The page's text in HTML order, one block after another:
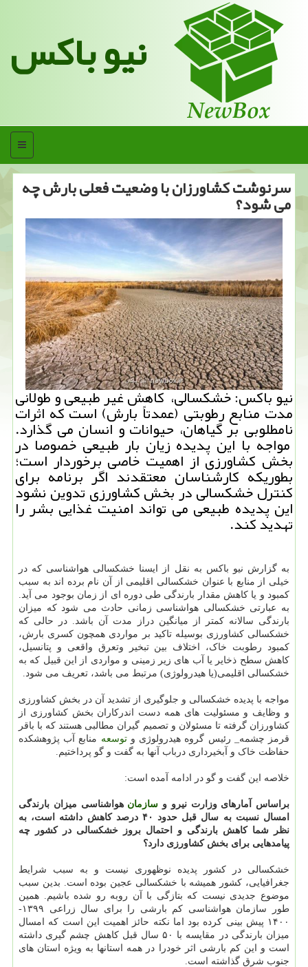
نیو باکس
منو
سرنوشت كشاورزان با وضعیت فعلی بارش چه
می شود؟
نیو باکس: خشکسالی، کاهش غیر طبیعی و طولانی
مدت منابع رطوبتی (عمدتاً بارش) است که اثرات
نامطلوبی بر گیاهان، حیوانات و انسان می گذارد.
مواجه با این پدیده زیان بار طبیعی خصوصا در
بخش کشاورزی از اهمیت خاصی برخوردار است؛
بطوریکه کارشناسان معتقدند اگر برنامه برای
کنترل خشکسالی در بخش کشاورزی تدوین نشود
این پدیده طبیعی می تواند امنیت غذایی بشر را
تهدید کند.
به گزارش نیو باکس به نقل از ایسنا خشکسالی هواشناسی که در
خیلی از منابع با عنوان خشکسالی اقلیمی از آن نام برده اند به سبب
کمبود و یا کاهش مقدار بارندگی طی دوره ای از زمان بوجود می آید.
به عبارتی خشکسالی هواشناسی زمانی حادث می شود که میزان
بارندگی سالانه کمتر از میانگین دراز مدت آن باشد. در حالی که
خشکسالی کشاورزی بوسیله تاکید بر مواردی همچون کسری بارش،
کمبود رطوبت خاک، اختلاف بین تبخیر وتعرق واقعی و پتانسیل،
کاهش سطح ذخایر یا آب های زیر زمینی و مواردی از این قبیل که به
خشکسالی اقلیمی(یا هیدرولوژی) مرتبط می باشد، تعریف می شود.
مواجه با پدیده خشکسالی و جلوگیری از تشدید آن در بخش کشاورزی
و وظایف و مسئولیت های همه دست اندرکاران بخش کشاورزی از
کشاورزان گرفته تا مسئولان و تصمیم گیران مطالبی هستند که با باقر
قرمز چشمه_ رئیس گروه هیدرولوژی وتوسعه منابع آب پژوهشکده
حفاظت خاک و آبخیرداری درباب آنها به گفت و گو پرداختیم.
خلاصه این گفت و گو در ادامه آمده است:
براساس آمارهای وزارت نیرو و سازمان هواشناسی میزان بارندگی
امسال نسبت به سال قبل حدود ۴۰ درصد کاهش داشته است، به
نظر شما کاهش بارندگی و احتمال بروز خشکسالی در کشور چه
پیامدهایی برای بخش کشاورزی دارد؟
خشکسالی در کشور پدیده نوظهوری نیست و به سبب شرایط
جغرافیایی، کشور همیشه با خشکسالی عجین بوده است. بدین سبب
موضوع جدیدی نیست که بتازگی با آن روبه رو شده باشیم. همین
طور سازمان هواشناسی کم بارشی را برای سال زراعی ۱۳۹۹-
۱۴۰۰ پیش بینی کرده بود اما نکته حائز اهمیت این است که امسال
میزان بارندگی در مقایسه با ۵۰ سال قبل کاهش چشم گیری داشته
است و این کم بارشی اثر خودرا در همه استانها به ویژه استان های
جنوب شرق گذاشته است.